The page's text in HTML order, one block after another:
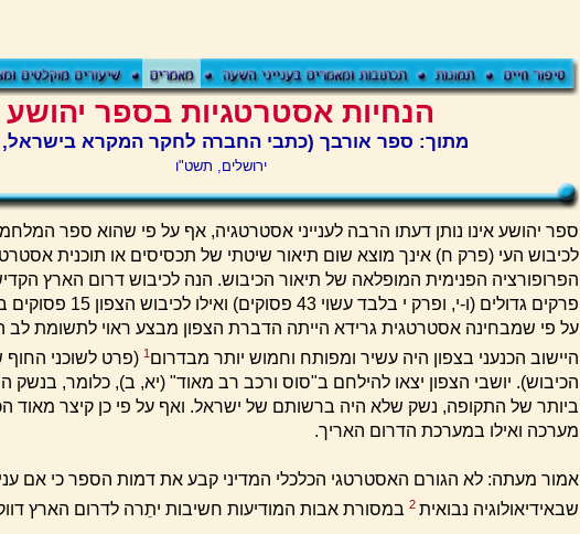
הנחיות אסטרטגיות בספר יהושע
מתוך: ספר אורבך (כתבי החברה לחקר המקרא
ירושלים, תשט"ו
ספר יהושע אינו נותן דעתו הרבה לענייני אסטרטגיה, אף על פי שהוא ספר
לכיבוש העי (פרק ח) אינך מוצא שום תיאור שיטתי של תכסיסים או תוכנית
הפרופורציה הפנימית המופלאה של תיאור הכיבוש. הנה לכיבוש דרום הארץ
פרקים גדולים (ו-י, ופרק י
על פי שמבחינה אסטרטגית גרידא הייתה הדברת הצפון מבצע ראוי לתשומת לב
היישוב הכנעני בצפון היה עשיר ומפותח וחמוש יותר מבדרום 1 (פרט לשוכני החוף
הכיבוש). יושבי הצפון יצאו להילחם ב"סוס ורכב רב מאוד" (יא, ב), כלומר, בנשק
ביותר של התקופה, נשק שלא היה ברשותם של ישראל. ואף על פי כן קיצר מאוד
מערכה ואילו במערכת הדרום האריך.
אמור מעתה: לא הגורם האסטרטגי הכלכלי המדיני קבע את דמות הספר כי אם
שבאידיאולוגיה נבואית
במסורת אבות המודיעות חשיבות יתֵרה לדרום הארץ